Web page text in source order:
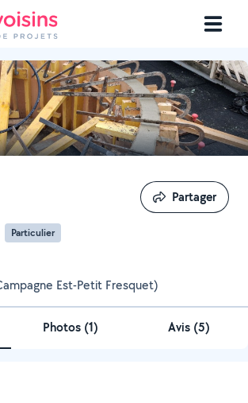
Particulier
Est-Petit Fresquet)
Partager
Partager
Photos (1) Avis (5)